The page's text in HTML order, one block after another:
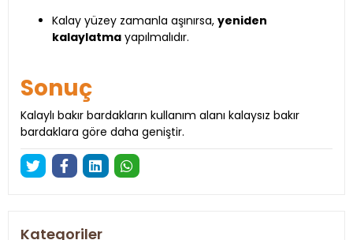
Kalay yüzey zamanla aşınırsa, yeniden
kalaylatma yapılmalıdır.
Sonuç
Kalaylı bakır bardakların kullanım alanı kalaysız bakır
bardaklara göre daha geniştir.
Kategoriler